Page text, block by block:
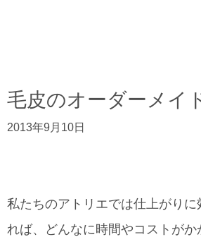
毛皮のオーダーメイ
2013年9月10日
私たちのアトリエでは仕上がり
れば、どんなに時間やコストがか